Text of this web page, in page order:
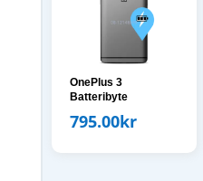
OnePlus 3
Batteribyte
795.00kr